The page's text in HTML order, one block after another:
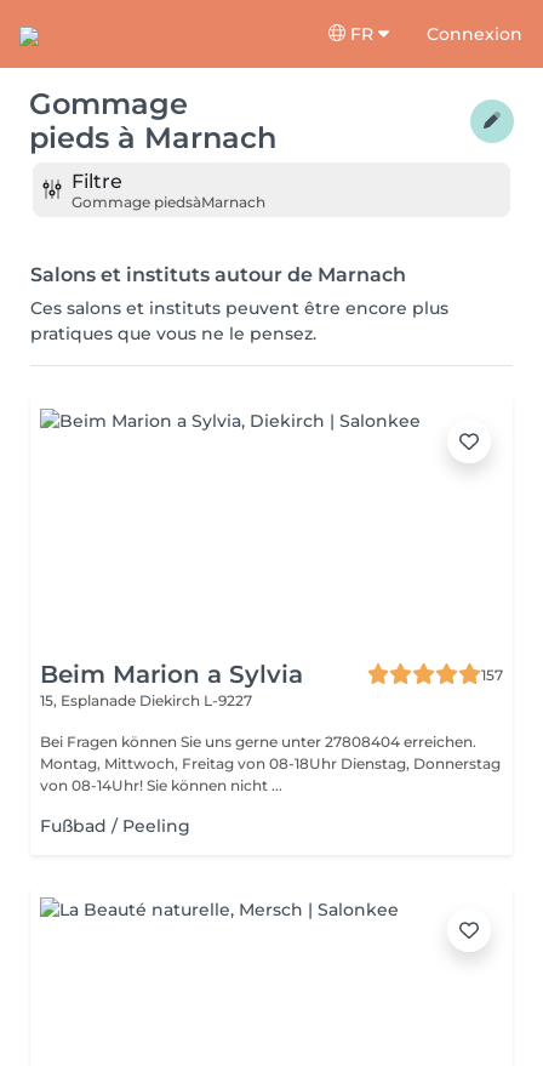
FR Connexion
Gommage
pieds à Marnach
Filtre
Gommage piedsàMarnach
Salons et instituts autour de Marnach
Ces salons et instituts peuvent être encore plus
pratiques que vous ne le pensez.
Beim Marion a Sylvia
157
15, Esplanade Diekirch L-9227
Bei Fragen können Sie uns gerne unter 27808404 erreichen.
Montag, Mittwoch, Freitag von 08-18Uhr Dienstag, Donnerstag
von 08-14Uhr! Sie können nicht ...
Fußbad / Peeling